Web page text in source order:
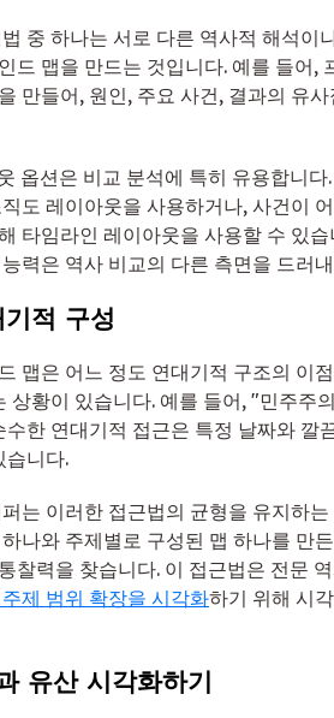
중 하나는 서로 다른 역사적 해석이
드 맵을 만드는 것입니다. 예를 들어,
만들어, 원인, 주요 사건, 결과의 유
옵션은 비교 분석에 특히 유용합니다
도 레이아웃을 사용하거나, 사건이
타임라인 레이아웃을 사용할 수 있
력은 역사 비교의 다른 측면을 드러
적 구성
맵은 어느 정도 연대기적 구조의 이
상황이 있습니다. 예를 들어, "민주주
수한 연대기적 접근은 특정 날짜와 깔
습니다.
는 이러한 접근법의 균형을 유지하
나와 주제별로 구성된 맵 하나를 만
찰력을 찾습니다. 이 접근법은 전문
제 범위 확장을 시각화하기 위해 시
유산 시각화하기